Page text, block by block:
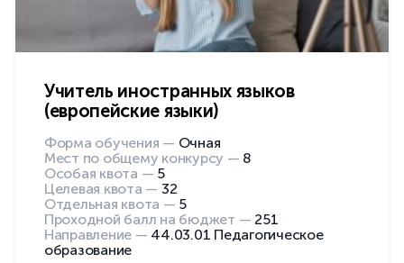
Учитель иностранных языков
(европейские языки)
Форма обучения — Очная
Мест по общему конкурсу — 8
Особая квота — 5
Целевая квота — 32
Отдельная квота — 5
Проходной балл на бюджет — 251
Направление — 44.03.01 Педагогическое
образование